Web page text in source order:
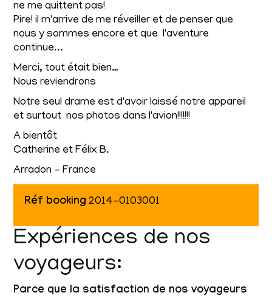
ne me quittent pas!
Pire! il m'arrive de me réveiller et de penser que
nous y sommes encore et que l'aventure
continue...
Merci, tout était bien…
Nous reviendrons
Notre seul drame est d'avoir laissé notre appareil
et surtout nos photos dans l'avion!!!!!!!
A bientôt
Catherine et Félix B.
Arradon - France
Réf booking 2014-0103001
Expériences de nos
voyageurs:
Parce que la satisfaction de nos voyageurs